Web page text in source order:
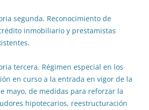
segunda. Reconocimiento de
inmobiliario y prestamistas
tercera. Régimen especial en los
en curso a la entrada en vigor de la
mayo, de medidas para reforzar la
hipotecarios, reestructuración